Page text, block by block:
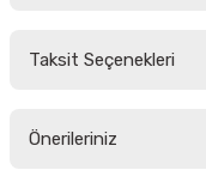
Taksit Seçenekleri
Önerileriniz